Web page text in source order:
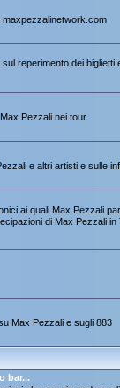
reperimento dei
Pezzali nei tour
e altri artisti e sulle
ai quali Max Pezzali
di Max Pezzali
Max Pezzali e sugli 883
bar...